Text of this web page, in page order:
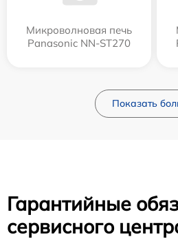
Микроволновая печь
Panasonic NN-ST270
Показать
Гарантийные
сервисного